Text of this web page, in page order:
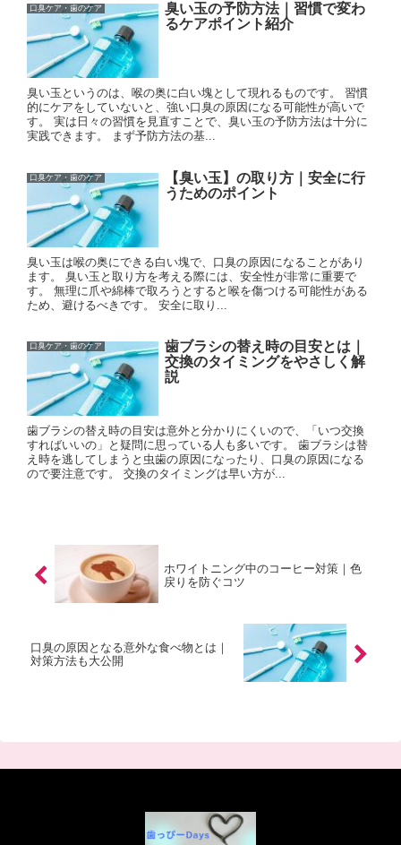
口臭ケア・歯のケア
臭い玉の予防方法｜習慣で変わ
るケアポイント紹介
臭い玉というのは、喉の奥に白い塊として現れるものです。 習慣
的にケアをしていないと、強い口臭の原因になる可能性が高いで
す。 実は日々の習慣を見直すことで、臭い玉の予防方法は十分に
実践できます。 まず予防方法の基...
口臭ケア・歯のケア
【臭い玉】の取り方｜安全に行
うためのポイント
臭い玉は喉の奥にできる白い塊で、口臭の原因になることがあり
ます。 臭い玉と取り方を考える際には、安全性が非常に重要で
す。 無理に爪や綿棒で取ろうとすると喉を傷つける可能性がある
ため、避けるべきです。 安全に取り...
口臭ケア・歯のケア
歯ブラシの替え時の目安とは｜
交換のタイミングをやさしく解
説
歯ブラシの替え時の目安は意外と分かりにくいので、「いつ交換
すればいいの」と疑問に思っている人も多いです。 歯ブラシは替
え時を逃してしまうと虫歯の原因になったり、口臭の原因になる
ので要注意です。 交換のタイミングは早い方が...
ホワイトニング中のコーヒー対策｜色
戻りを防ぐコツ
口臭の原因となる意外な食べ物とは｜
対策方法も大公開